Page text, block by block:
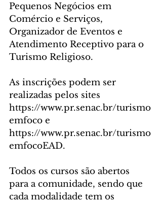
Pequenos Negócios em
Comércio e Serviços,
Organizador de Eventos e
Atendimento Receptivo para o
Turismo Religioso.
As inscrições podem ser
realizadas pelos sites
https://www.pr.senac.br/turismo
emfoco e
https://www.pr.senac.br/turismo
emfocoEAD.
Todos os cursos são abertos
para a comunidade, sendo que
cada modalidade tem os